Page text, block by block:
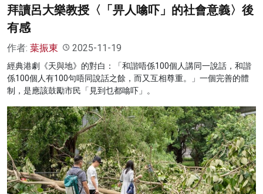
拜讀呂大樂教授〈「畀人噏吓」的社會意義〉後
有感
作者: 葉振東 2025-11-19
經典港劇《天與地》的對白：「和諧唔係100個人講同一說話，和諧
係100個人有100句唔同說話之餘，而又互相尊重。」一個完善的體
制，是應該鼓勵市民「見到乜都噏吓」。